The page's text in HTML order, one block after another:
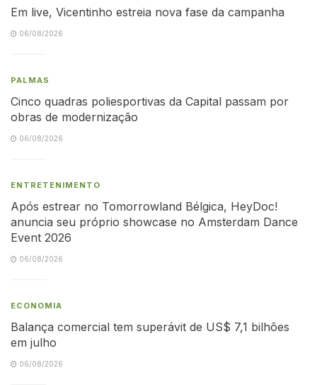
Em live, Vicentinho estreia nova fase da campanha
06/08/2026
PALMAS
Cinco quadras poliesportivas da Capital passam por
obras de modernização
06/08/2026
ENTRETENIMENTO
Após estrear no Tomorrowland Bélgica, HeyDoc!
anuncia seu próprio showcase no Amsterdam Dance
Event 2026
06/08/2026
ECONOMIA
Balança comercial tem superávit de US$ 7,1 bilhões
em julho
06/08/2026